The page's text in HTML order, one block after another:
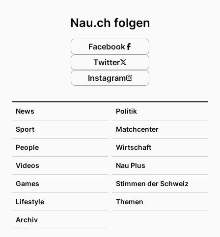
News Politik
Sport Matchcenter
People Wirtschaft
Videos Nau Plus
Games Stimmen der Schweiz
Lifestyle Themen
Archiv
Nau.ch folgen
Facebook
Twitter
Instagram